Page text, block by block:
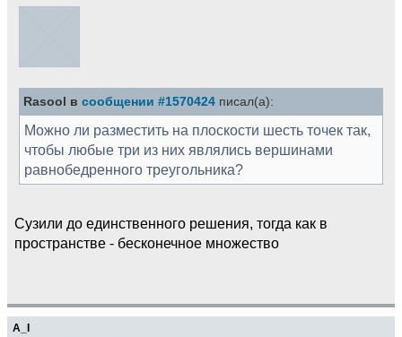
Rasool в сообщении #1570424 писал(а):
Можно ли разместить на плоскости шесть точек так,
чтобы любые три из них являлись вершинами
равнобедренного треугольника?
Сузили до единственного решения, тогда как в
пространстве - бесконечное множество
A_I